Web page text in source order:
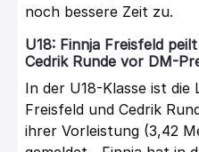
noch bessere Zeit zu.
U18: Finnja Freisfeld
Cedrik Runde vor DM-
In der U18-Klasse ist die
Freisfeld und Cedrik
ihrer Vorleistung (3,42